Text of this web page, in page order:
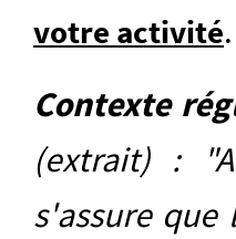
votre activité.
Contexte
(extrait) :
s'assure